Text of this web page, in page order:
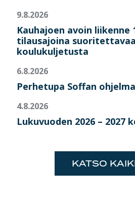
9.8.2026
Kauhajoen avoin liikenne
tilausajoina suoritettavaa
koulukuljetusta
6.8.2026
Perhetupa Soffan
4.8.2026
Lukuvuoden 2026 – 2027
KATSO